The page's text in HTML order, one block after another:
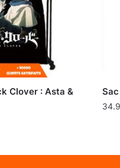
Clover : Asta &